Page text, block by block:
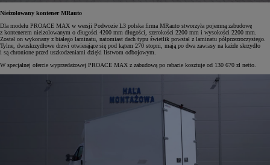
Nieizolowany kontener MRauto
Dla modelu PROACE MAX w wersji Podwozie L3 polska firma MRauto stworzyła pojemną zabudowę
z kontenerem nieizolowanym o długości 4200 mm długości, szerokości 2200 mm i wysokości 2200 mm.
Został on wykonany z białego laminatu, natomiast dach typu świetlik powstał z laminatu półprzezroczystego.
Tylne, dwuskrzydłowe drzwi otwierające się pod kątem 270 stopni, mają po dwa zawiasy na każde skrzydło
i są chronione przed uszkodzeniami dzięki listwom odbojowym.
W specjalnej ofercie wyprzedażowej PROACE MAX z zabudową po rabacie kosztuje od 130 670 zł netto.